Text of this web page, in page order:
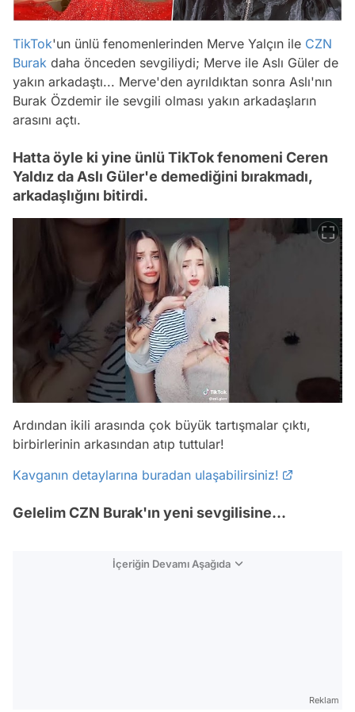
TikTok'un ünlü fenomenlerinden Merve Yalçın ile CZN
Burak daha önceden sevgiliydi; Merve ile Aslı Güler de
yakın arkadaştı... Merve'den ayrıldıktan sonra Aslı'nın
Burak Özdemir ile sevgili olması yakın arkadaşların
arasını açtı.
Hatta öyle ki yine ünlü TikTok fenomeni Ceren
Yaldız da Aslı Güler'e demediğini bırakmadı,
arkadaşlığını bitirdi.
Ardından ikili arasında çok büyük tartışmalar çıktı,
birbirlerinin arkasından atıp tuttular!
Kavganın detaylarına buradan ulaşabilirsiniz!
Gelelim CZN Burak'ın yeni sevgilisine...
İçeriğin Devamı Aşağıda
Reklam